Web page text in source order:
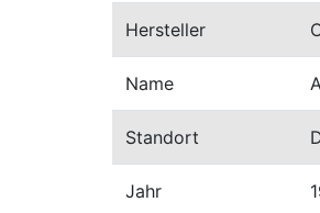
Hersteller
Name
Standort
Jahr